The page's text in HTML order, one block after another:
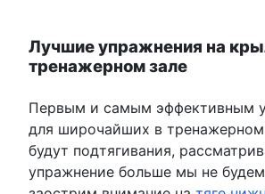
Лучшие упражнения на
тренажерном зале
Первым и самым эффективным
для широчайших в тренажерном
будут подтягивания,
упражнение больше мы не